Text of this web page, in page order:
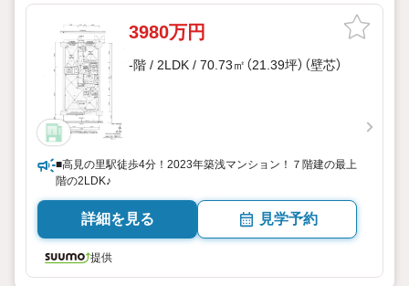
3980万円
-階 / 2LDK / 70.73㎡（21.39坪）（壁芯）
■高見の里駅徒歩4分！2023年築浅マンション！７階建の最上
階の2LDK♪
詳細を見る 見学予約
提供